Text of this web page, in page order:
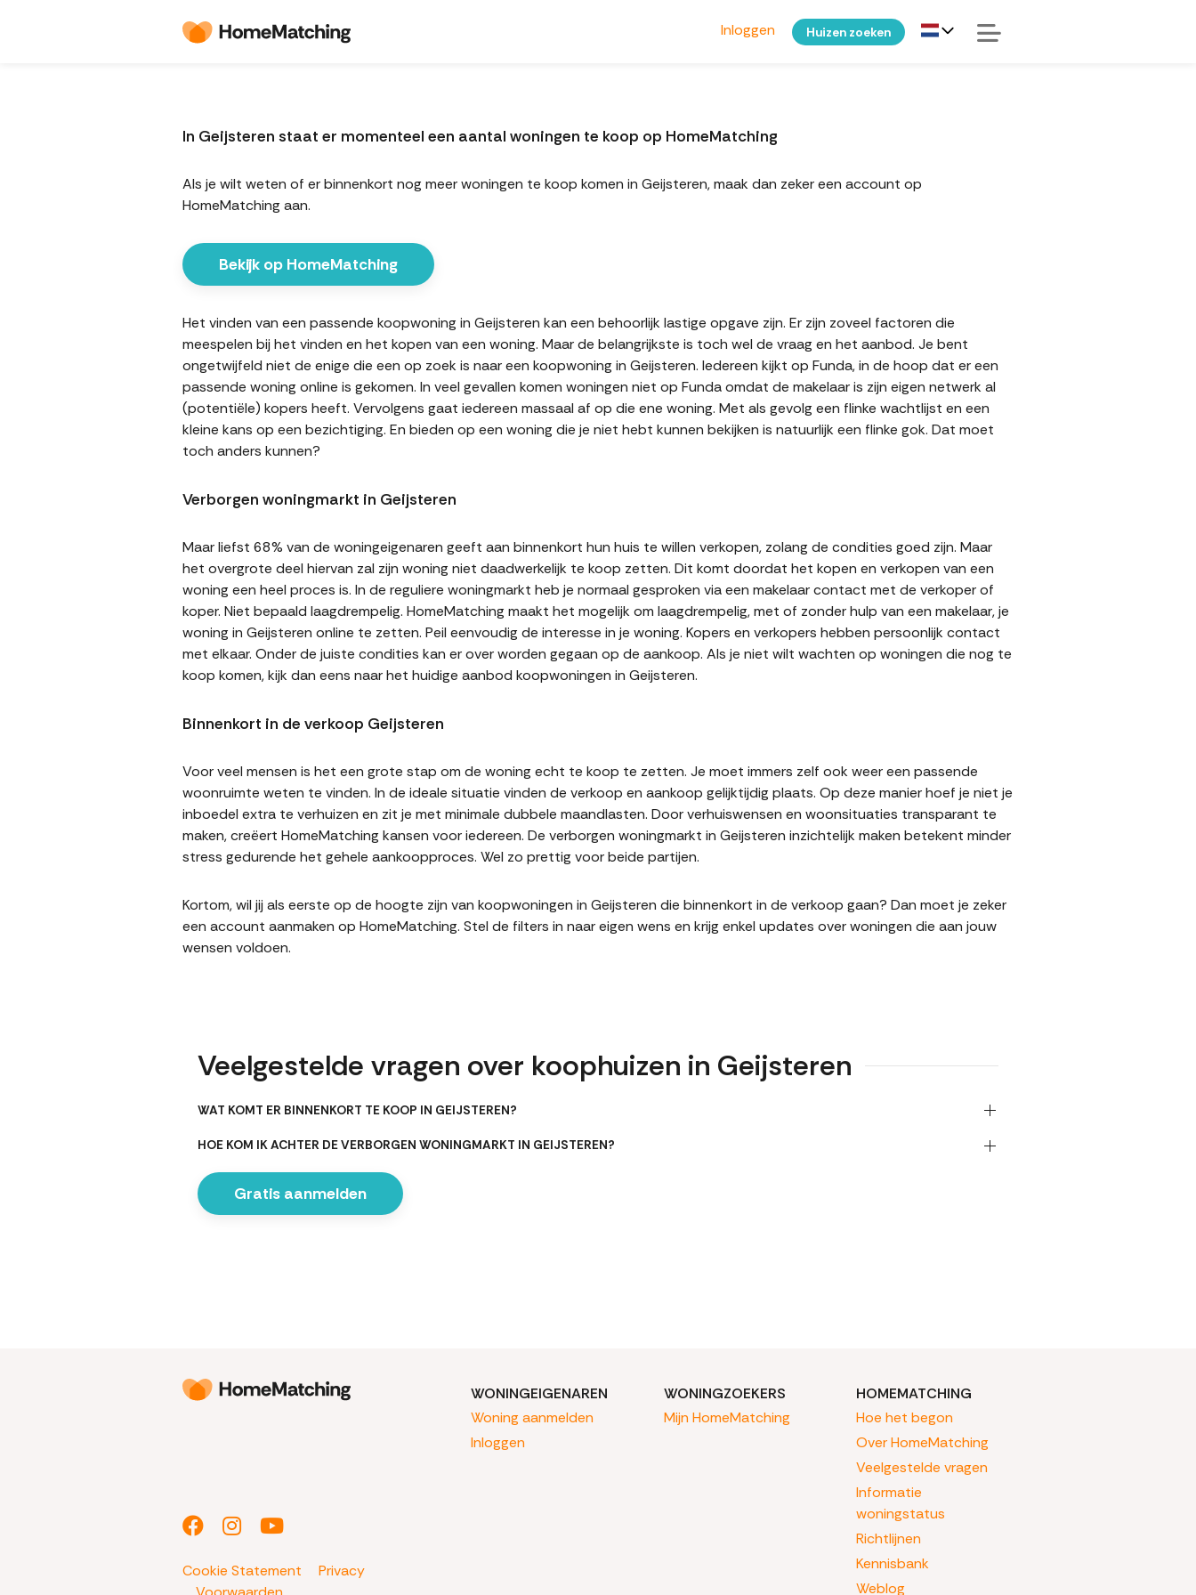
Inloggen Huizen zoeken
In Geijsteren staat er momenteel een aantal woningen te koop op HomeMatching
Als je wilt weten of er binnenkort nog meer woningen te koop komen in Geijsteren, maak dan zeker een account op
HomeMatching aan.
Bekijk op HomeMatching
Het vinden van een passende koopwoning in Geijsteren kan een behoorlijk lastige opgave zijn. Er zijn zoveel factoren die
meespelen bij het vinden en het kopen van een woning. Maar de belangrijkste is toch wel de vraag en het aanbod. Je bent
ongetwijfeld niet de enige die een op zoek is naar een koopwoning in Geijsteren. Iedereen kijkt op Funda, in de hoop dat er een
passende woning online is gekomen. In veel gevallen komen woningen niet op Funda omdat de makelaar is zijn eigen netwerk al
(potentiële) kopers heeft. Vervolgens gaat iedereen massaal af op die ene woning. Met als gevolg een flinke wachtlijst en een
kleine kans op een bezichtiging. En bieden op een woning die je niet hebt kunnen bekijken is natuurlijk een flinke gok. Dat moet
toch anders kunnen?
Verborgen woningmarkt in Geijsteren
Maar liefst 68% van de woningeigenaren geeft aan binnenkort hun huis te willen verkopen, zolang de condities goed zijn. Maar
het overgrote deel hiervan zal zijn woning niet daadwerkelijk te koop zetten. Dit komt doordat het kopen en verkopen van een
woning een heel proces is. In de reguliere woningmarkt heb je normaal gesproken via een makelaar contact met de verkoper of
koper. Niet bepaald laagdrempelig. HomeMatching maakt het mogelijk om laagdrempelig, met of zonder hulp van een makelaar, je
woning in Geijsteren online te zetten. Peil eenvoudig de interesse in je woning. Kopers en verkopers hebben persoonlijk contact
met elkaar. Onder de juiste condities kan er over worden gegaan op de aankoop. Als je niet wilt wachten op woningen die nog te
koop komen, kijk dan eens naar het huidige aanbod koopwoningen in Geijsteren.
Binnenkort in de verkoop Geijsteren
Voor veel mensen is het een grote stap om de woning echt te koop te zetten. Je moet immers zelf ook weer een passende
woonruimte weten te vinden. In de ideale situatie vinden de verkoop en aankoop gelijktijdig plaats. Op deze manier hoef je niet je
inboedel extra te verhuizen en zit je met minimale dubbele maandlasten. Door verhuiswensen en woonsituaties transparant te
maken, creëert HomeMatching kansen voor iedereen. De verborgen woningmarkt in Geijsteren inzichtelijk maken betekent minder
stress gedurende het gehele aankoopproces. Wel zo prettig voor beide partijen.
Kortom, wil jij als eerste op de hoogte zijn van koopwoningen in Geijsteren die binnenkort in de verkoop gaan? Dan moet je zeker
een account aanmaken op HomeMatching. Stel de filters in naar eigen wens en krijg enkel updates over woningen die aan jouw
wensen voldoen.
Veelgestelde vragen over koophuizen in Geijsteren
WAT KOMT ER BINNENKORT TE KOOP IN GEIJSTEREN?
HOE KOM IK ACHTER DE VERBORGEN WONINGMARKT IN GEIJSTEREN?
Gratis aanmelden
Cookie Statement
Privacy
WONINGEIGENAREN
Woning aanmelden
Inloggen
WONINGZOEKERS
Mijn HomeMatching
HOMEMATCHING
Hoe het begon
Over HomeMatching
Veelgestelde vragen
Informatie
woningstatus
Richtlijnen
Kennisbank
Weblog